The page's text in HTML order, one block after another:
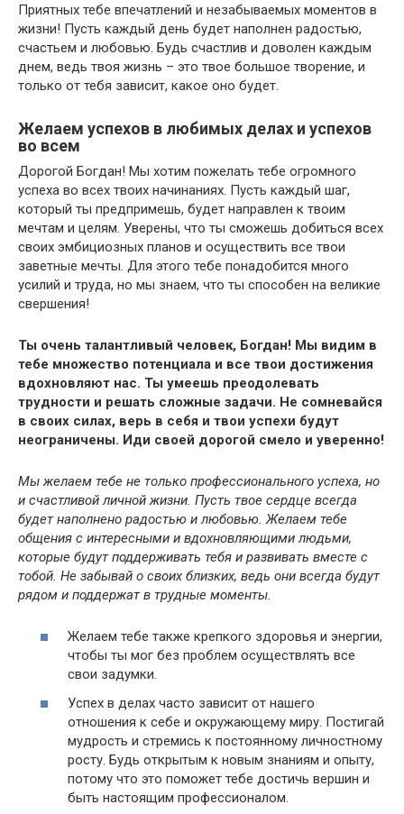
Приятных тебе впечатлений и незабываемых моментов в
жизни! Пусть каждый день будет наполнен радостью,
счастьем и любовью. Будь счастлив и доволен каждым
днем, ведь твоя жизнь – это твое большое творение, и
только от тебя зависит, какое оно будет.
Желаем успехов в любимых делах и успехов
во всем
Дорогой Богдан! Мы хотим пожелать тебе огромного
успеха во всех твоих начинаниях. Пусть каждый шаг,
который ты предпримешь, будет направлен к твоим
мечтам и целям. Уверены, что ты сможешь добиться всех
своих эмбициозных планов и осуществить все твои
заветные мечты. Для этого тебе понадобится много
усилий и труда, но мы знаем, что ты способен на великие
свершения!
Ты очень талантливый человек, Богдан! Мы видим в
тебе множество потенциала и все твои достижения
вдохновляют нас. Ты умеешь преодолевать
трудности и решать сложные задачи. Не сомневайся
в своих силах, верь в себя и твои успехи будут
неограничены. Иди своей дорогой смело и уверенно!
Мы желаем тебе не только профессионального успеха, но
и счастливой личной жизни. Пусть твое сердце всегда
будет наполнено радостью и любовью. Желаем тебе
общения с интересными и вдохновляющими людьми,
которые будут поддерживать тебя и развивать вместе с
тобой. Не забывай о своих близких, ведь они всегда будут
рядом и поддержат в трудные моменты.
Желаем тебе также крепкого здоровья и энергии,
чтобы ты мог без проблем осуществлять все
свои задумки.
Успех в делах часто зависит от нашего
отношения к себе и окружающему миру. Постигай
мудрость и стремись к постоянному личностному
росту. Будь открытым к новым знаниям и опыту,
потому что это поможет тебе достичь вершин и
быть настоящим профессионалом.